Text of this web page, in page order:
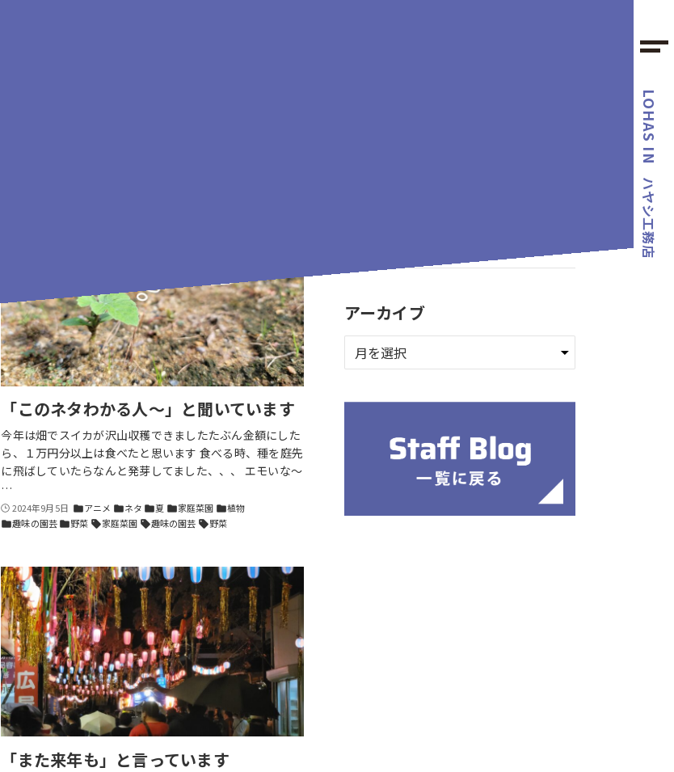
LOHAS IN
ハヤシ工務店
「このネタわかる人〜」と聞いています
今年は畑でスイカが沢山収穫できましたたぶん金額にした
ら、１万円分以上は食べたと思います 食べる時、種を庭先
に飛ばしていたらなんと発芽してました、、、 エモいな〜
…
2024年9月5日 folderアニメ folderネタ folder夏 folder家庭菜園 folder植物
folder趣味の園芸 folder野菜 sell家庭菜園 sell趣味の園芸 sell野菜
「また来年も」と言っています
アーカイブ